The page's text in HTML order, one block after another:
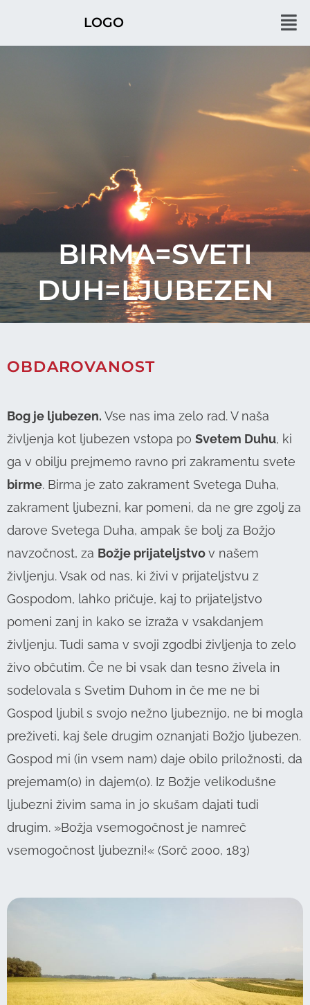
LOGO
BIRMA=SVETI
DUH=LJUBEZEN
OBDAROVANOST
Bog je ljubezen. Vse nas ima zelo rad. V naša
življenja kot ljubezen vstopa po Svetem Duhu, ki
ga v obilju prejmemo ravno pri zakramentu svete
birme. Birma je zato zakrament Svetega Duha,
zakrament ljubezni, kar pomeni, da ne gre zgolj za
darove Svetega Duha, ampak še bolj za Božjo
navzočnost, za Božje prijateljstvov našem
življenju. Vsak od nas, ki živi v prijateljstvu z
Gospodom, lahko pričuje, kaj to prijateljstvo
pomeni zanj in kako se izraža v vsakdanjem
življenju. Tudi sama v svoji zgodbi življenja to zelo
živo občutim. Če ne bi vsak dan tesno živela in
sodelovala s Svetim Duhom in če me ne bi
Gospod ljubil s svojo nežno ljubeznijo, ne bi mogla
preživeti, kaj šele drugim oznanjati Božjo ljubezen.
Gospod mi (in vsem nam) daje obilo priložnosti, da
prejemam(o) in dajem(o). Iz Božje velikodušne
ljubezni živim sama in jo skušam dajati tudi
drugim. »Božja vsemogočnost je namreč
vsemogočnost ljubezni!« (Sorč 2000, 183)